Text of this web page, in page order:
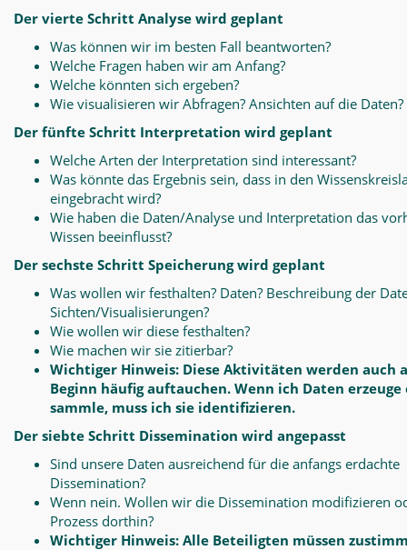
Der vierte Schritt Analyse wird geplant
Was können wir im besten Fall beantworten?
Welche Fragen haben wir am Anfang?
Welche könnten sich ergeben?
Wie visualisieren wir Abfragen? Ansichten auf die Daten?
Der fünfte Schritt Interpretation wird geplant
Welche Arten der Interpretation sind interessant?
Was könnte das Ergebnis sein, dass in den
eingebracht wird?
Wie haben die Daten/Analyse und Interpretation das
Wissen beeinflusst?
Der sechste Schritt Speicherung wird geplant
Was wollen wir festhalten? Daten? Beschreibung der
Sichten/Visualisierungen?
Wie wollen wir diese festhalten?
Wie machen wir sie zitierbar?
Wichtiger Hinweis: Diese Aktivitäten werden auch
Beginn häufig auftauchen. Wenn ich Daten erzeuge
sammle, muss ich sie identifizieren.
Der siebte Schritt Dissemination wird angepasst
Sind unsere Daten ausreichend für die anfangs erdachte
Dissemination?
Wenn nein. Wollen wir die Dissemination modifizieren
Prozess dorthin?
Wichtiger Hinweis: Alle Beteiligten müssen